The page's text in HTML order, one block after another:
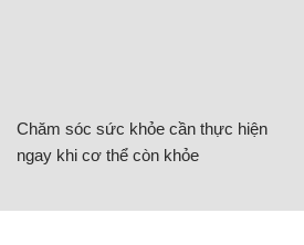
Chăm sóc sức khỏe cần thực hiện
ngay khi cơ thể còn khỏe